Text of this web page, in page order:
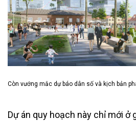
Còn vướng mắc dự báo dân số và kịch bản
Dự án quy hoạch này chỉ mới ở